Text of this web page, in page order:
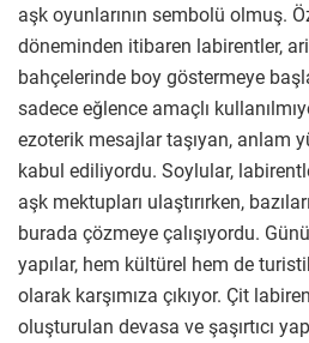
aşk oyunlarının sembolü olmuş.
döneminden itibaren labirentler,
bahçelerinde boy göstermeye
sadece eğlence amaçlı
ezoterik mesajlar taşıyan, anlam
kabul ediliyordu. Soylular,
aşk mektupları ulaştırırken,
burada çözmeye çalışıyordu.
yapılar, hem kültürel hem de
olarak karşımıza çıkıyor. Çit
oluşturulan devasa ve şaşırtıcı